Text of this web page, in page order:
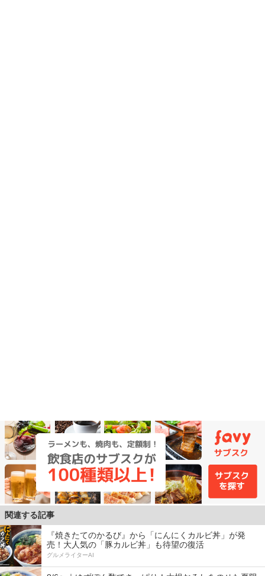
関連する記事
『焼きたてのかるび』から「にんにくカルビ丼」が発
売！大人気の「豚カルビ丼」も待望の復活
グルメライターAI